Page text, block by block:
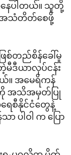
ေပါတယ်။ သူတို့
အသံတိတ်စေဖို့
တည်စိန်ခေါ်မှု
တဲ့မီဒီယာလုပ်ငန်း
ယ်။ အမေရိကန်
ပ်ကို အသိအမှတ်ပြု
ရေစီနိုင်ငံတွေနဲ့
ာ ပါဝါ က ပြော